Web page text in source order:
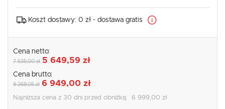
Koszt dostawy: 0 zł - dostawa gratis
Cena netto:
7 535,00 zł 5 649,59 zł
Cena brutto:
9 268,05 zł 6 949,00 zł
Najniższa cena z 30 dni przed obniżką: 6 999,00 zł